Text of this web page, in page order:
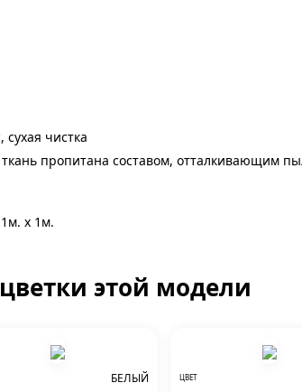
чистка
пропитана составом, отталкивающим
x 1м.
этой модели
БЕЛЫЙ ЦВЕТ